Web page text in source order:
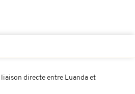
liaison directe entre Luanda et